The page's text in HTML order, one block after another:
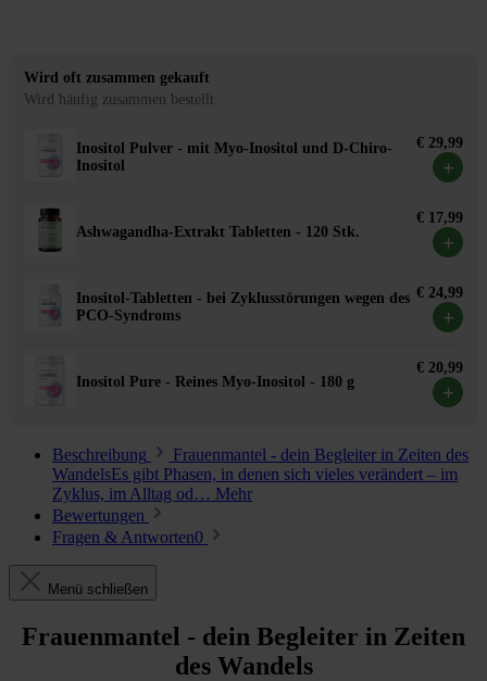
Wird oft zusammen gekauft
Wird häufig zusammen bestellt.
Inositol Pulver - mit Myo-Inositol und D-Chiro-
Inositol
€ 29,99
+
Ashwagandha-Extrakt Tabletten - 120 Stk.
€ 17,99
+
Inositol-Tabletten - bei Zyklusstörungen wegen des
PCO-Syndroms
€ 24,99
+
Inositol Pure - Reines Myo-Inositol - 180 g
€ 20,99
+
Beschreibung
Frauenmantel - dein Begleiter in Zeiten des
WandelsEs gibt Phasen, in denen sich vieles verändert – im
Zyklus, im Alltag od… Mehr
Bewertungen
Fragen & Antworten0
Menü schließen
Frauenmantel - dein Begleiter in Zeiten
des Wandels